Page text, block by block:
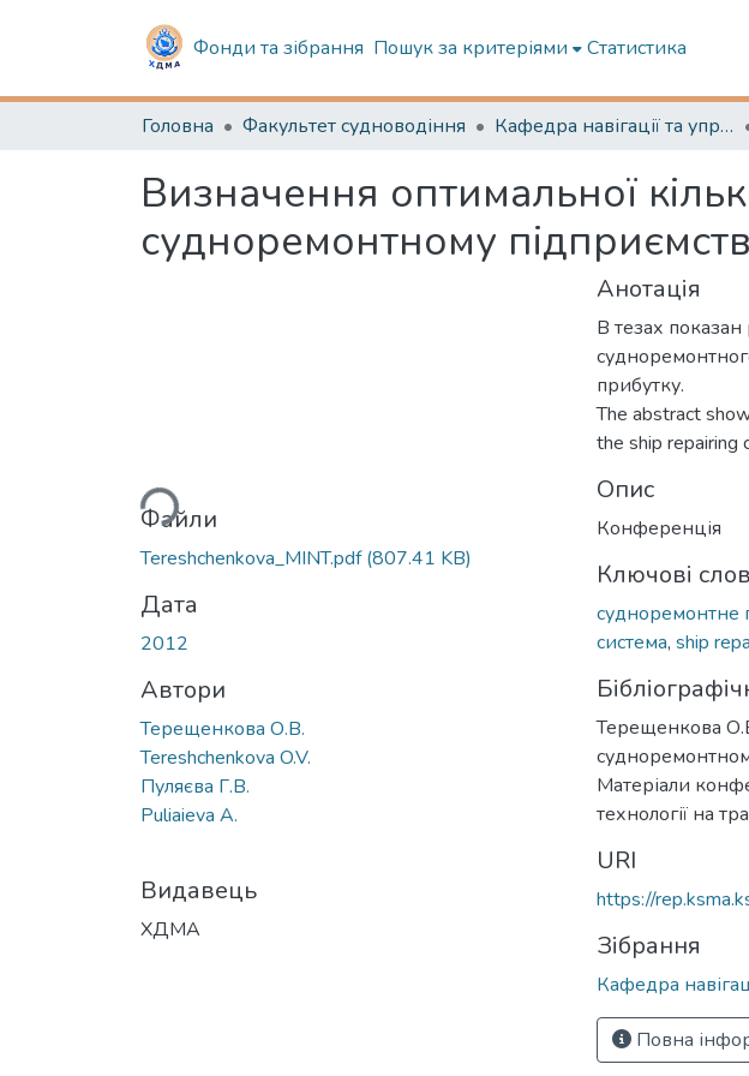
Фонди та зібрання Пошук за критеріями Статистика
Головна Факультет судноводіння Кафедра навігації та управління судном
Визначення оптимальної
судноремонтному
Вантажиться...
Файли
Tereshchenkova_MINT.pdf(807.41 KB)
Дата
2012
Автори
Терещенкова О.В.
Tereshchenkovа O.V.
Пуляєва Г.В.
Puliaieva A.
Видавець
ХДМА
Анотація
В тезах показан
прибутку.
The abstract
the ship repairing
Опис
Конференція
Ключові
судноремонтне
система, ship
Терещенкова
Матеріали
технології на
URI
https://
Зібрання
Кафедра
Повна